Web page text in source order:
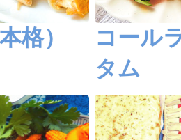
格）
コール
タム